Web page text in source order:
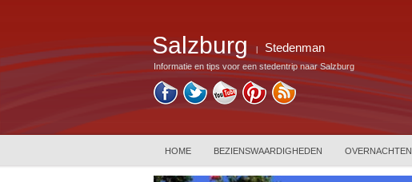
Salzburg Stedenman
Informatie en tips voor een stedentrip naar Salzburg
HOME BEZIENSWAARDIGHEDEN OVERNACHTEN